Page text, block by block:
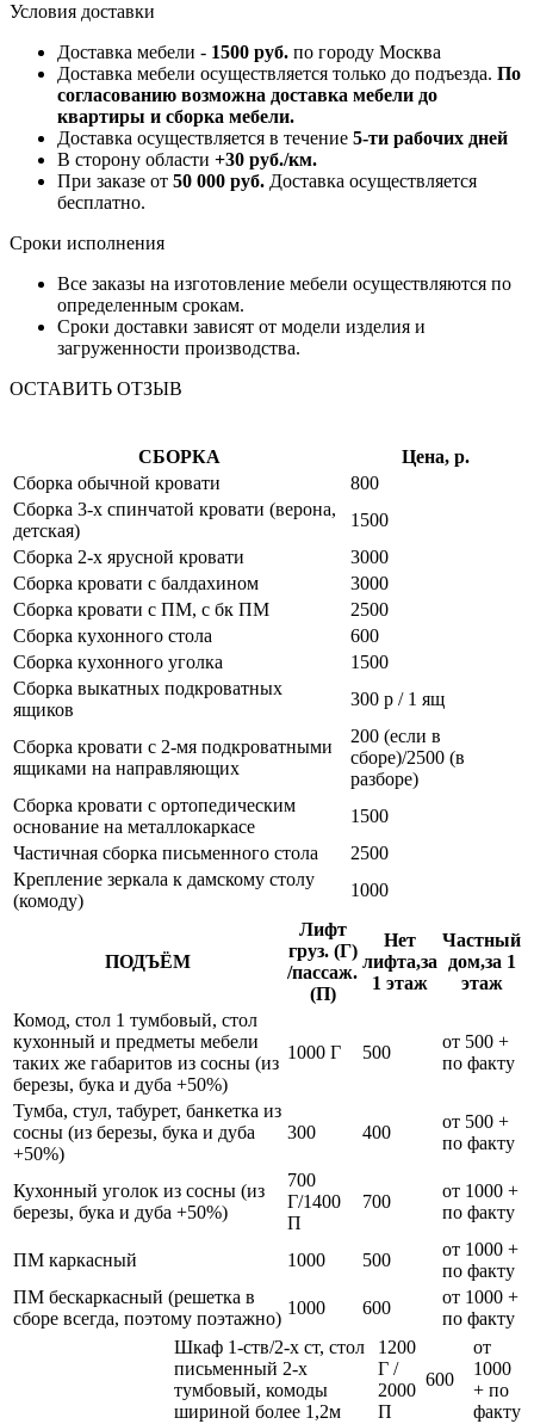
Условия доставки
Доставка мебели - 1500 руб. по городу Москва
Доставка мебели осуществляется только до подъезда. По
согласованию возможна доставка мебели до
квартиры и сборка мебели.
Доставка осуществляется в течение 5-ти рабочих дней
В сторону области +30 руб./км.
При заказе от 50 000 руб. Доставка осуществляется
бесплатно.
Сроки исполнения
Все заказы на изготовление мебели осуществляются по
определенным срокам.
Сроки доставки зависят от модели изделия и
загруженности производства.
ОСТАВИТЬ ОТЗЫВ
СБОРКА
Цена, р.
Сборка обычной кровати
800
Сборка 3-х спинчатой кровати (верона,
детская)
1500
Сборка 2-х ярусной кровати
3000
Сборка кровати с балдахином
3000
Сборка кровати с ПМ, с бк ПМ
2500
Сборка кухонного стола
600
Сборка кухонного уголка
1500
Сборка выкатных подкроватных
ящиков
300 р / 1 ящ
Сборка кровати с 2-мя подкроватными
ящиками на направляющих
200 (если в
сборе)/2500 (в
разборе)
Сборка кровати с ортопедическим
основание на металлокаркасе
1500
Частичная сборка письменного стола
2500
Крепление зеркала к дамскому столу
(комоду)
1000
ПОДЪЁМ
Лифт
груз. (Г)
/пассаж.
(П)
Нет
лифта,за
1 этаж
Частный
дом,за 1
этаж
Комод, стол 1 тумбовый, стол
кухонный и предметы мебели
таких же габаритов из сосны (из
березы, бука и дуба +50%)
1000 Г 500
от 500 +
по факту
Тумба, стул, табурет, банкетка из
сосны (из березы, бука и дуба
+50%)
300 400
от 500 +
по факту
Кухонный уголок из сосны (из
березы, бука и дуба +50%)
700
Г/1400
П
700
от 1000 +
по факту
ПМ каркасный 1000 500
от 1000 +
по факту
ПМ бескаркасный (решетка в
сборе всегда, поэтому поэтажно)
1000 600
от 1000 +
по факту
Шкаф 1-ств/2-х ст, стол
письменный 2-х
тумбовый, комоды
шириной более 1,2м
1200
Г /
2000
П
600
от
1000
+ по
факту